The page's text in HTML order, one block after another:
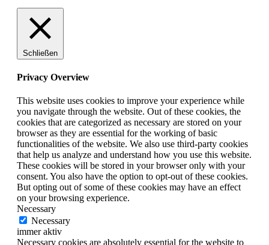
Schließen
Privacy Overview
This website uses cookies to improve your experience while
you navigate through the website. Out of these cookies, the
cookies that are categorized as necessary are stored on your
browser as they are essential for the working of basic
functionalities of the website. We also use third-party cookies
that help us analyze and understand how you use this website.
These cookies will be stored in your browser only with your
consent. You also have the option to opt-out of these cookies.
But opting out of some of these cookies may have an effect
on your browsing experience.
Necessary
Necessary
immer aktiv
Necessary cookies are absolutely essential for the website to